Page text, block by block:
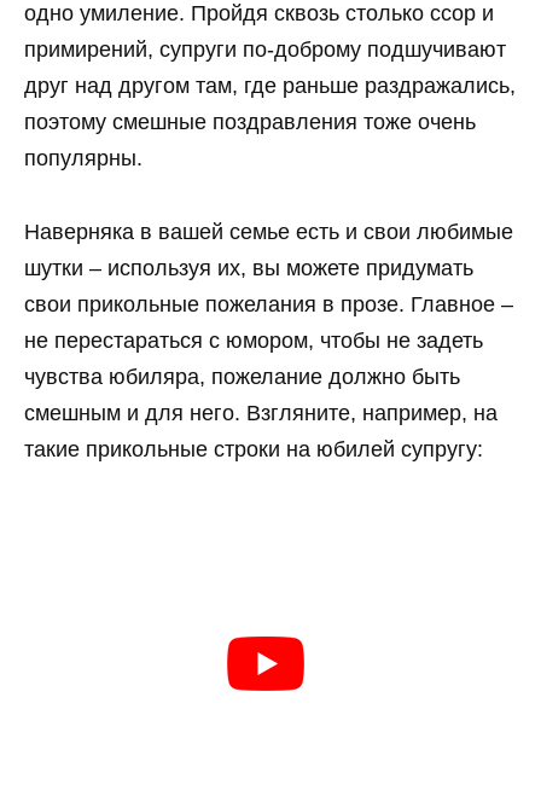
одно умиление. Пройдя сквозь столько ссор и
примирений, супруги по-доброму подшучивают
друг над другом там, где раньше раздражались,
поэтому смешные поздравления тоже очень
популярны.
Наверняка в вашей семье есть и свои любимые
шутки – используя их, вы можете придумать
свои прикольные пожелания в прозе. Главное –
не перестараться с юмором, чтобы не задеть
чувства юбиляра, пожелание должно быть
смешным и для него. Взгляните, например, на
такие прикольные строки на юбилей супругу: